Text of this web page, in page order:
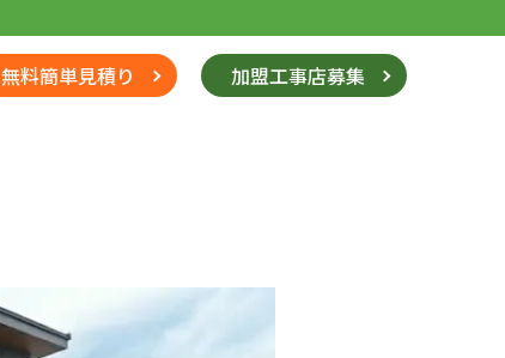
無料簡単見積り 加盟工事店募集